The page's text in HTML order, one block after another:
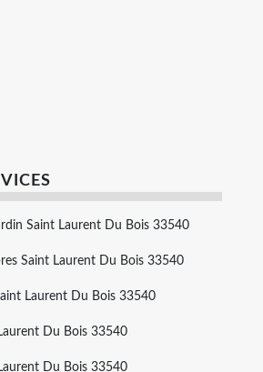
Saint Laurent Du Bois 33540
Saint Laurent Du Bois 33540
Laurent Du Bois 33540
Du Bois 33540
Du Bois 33540